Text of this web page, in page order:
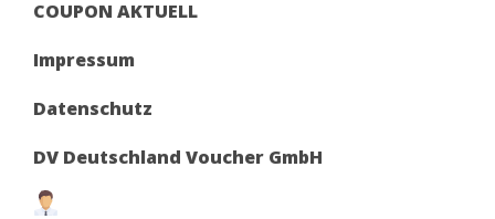
COUPON AKTUELL
Impressum
Datenschutz
DV Deutschland Voucher GmbH